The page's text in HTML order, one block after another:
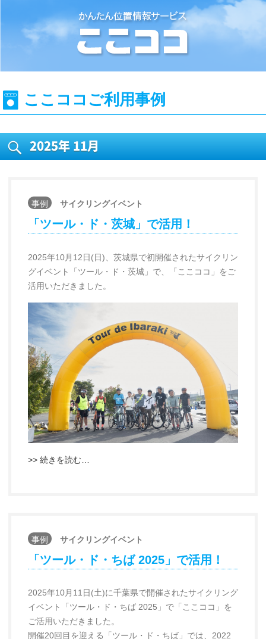
ここココご利用事例
2025年 11月
事例 サイクリングイベント
「ツール・ド・茨城」で活用！
2025年10月12日(日)、茨城県で初開催されたサイクリン
グイベント「ツール・ド・茨城」で、「ここココ」をご
活用いただきました。
>> 続きを読む…
事例 サイクリングイベント
「ツール・ド・ちば 2025」で活用！
2025年10月11日(土)に千葉県で開催されたサイクリング
イベント「ツール・ド・ちば 2025」で「ここココ」を
ご活用いただきました。
開催20回目を迎える「ツール・ド・ちば」では、2022